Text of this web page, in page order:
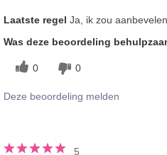
gebruikservaring met dit
product?
Laatste regel Ja, ik zou
Was deze beoordeling
0 0
Deze beoordeling melden
5